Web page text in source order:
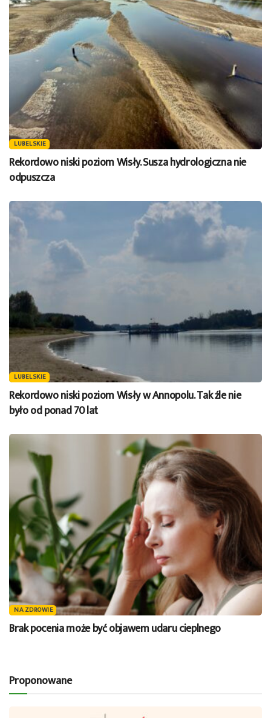
LUBELSKIE
Rekordowo niski poziom Wisły. Susza hydrologiczna nie
odpuszcza
LUBELSKIE
Rekordowo niski poziom Wisły w Annopolu. Tak źle nie
było od ponad 70 lat
NA ZDROWIE
Brak pocenia może być objawem udaru cieplnego
Proponowane